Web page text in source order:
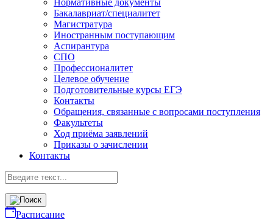
Нормативные документы
Бакалавриат/специалитет
Магистратура
Иностранным поступающим
Аспирантура
СПО
Профессионалитет
Целевое обучение
Подготовительные курсы ЕГЭ
Контакты
Обращения, связанные с вопросами поступления
Факультеты
Ход приёма заявлений
Приказы о зачислении
Контакты
Расписание